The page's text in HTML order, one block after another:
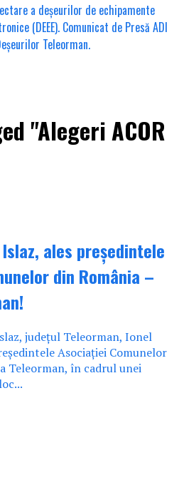
a deșeurilor de echipamente
(DEEE). Comunicat de Presă ADI
Teleorman.
"Alegeri ACOR
ales președintele
din România –
județul Teleorman, Ionel
Asociației Comunelor
Teleorman, în cadrul unei